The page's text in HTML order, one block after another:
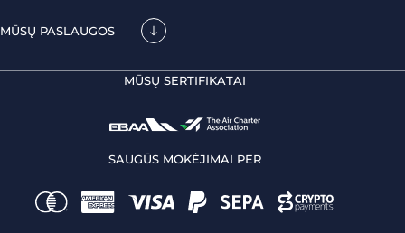
MŪSŲ PASLAUGOS
MŪSŲ SERTIFIKATAI
SAUGŪS MOKĖJIMAI PER